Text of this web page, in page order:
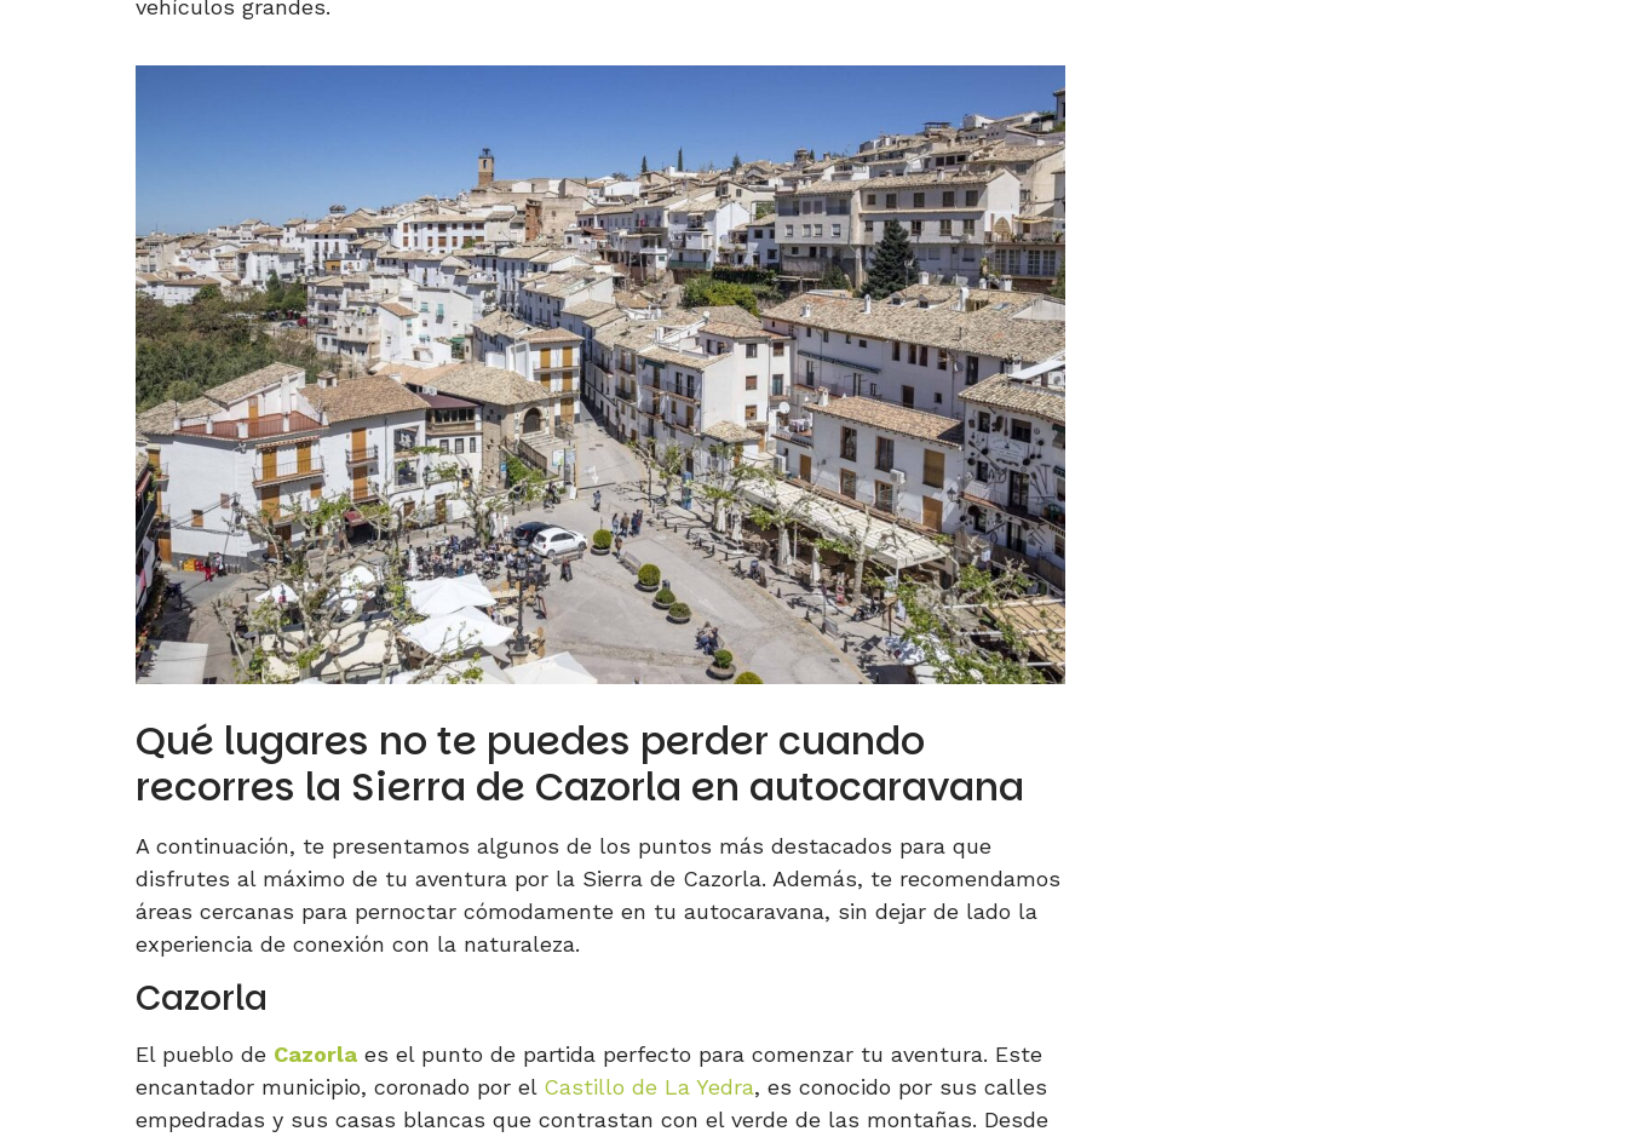
vehículos grandes.
Qué lugares no te puedes perder cuando
recorres la Sierra de Cazorla en autocaravana
A continuación, te presentamos algunos de los puntos más destacados para que
disfrutes al máximo de tu aventura por la Sierra de Cazorla. Además, te recomendamos
áreas cercanas para pernoctar cómodamente en tu autocaravana, sin dejar de lado la
experiencia de conexión con la naturaleza.
Cazorla
El pueblo de Cazorla es el punto de partida perfecto para comenzar tu aventura. Este
encantador municipio, coronado por el Castillo de La Yedra, es conocido por sus calles
empedradas y sus casas blancas que contrastan con el verde de las montañas. Desde